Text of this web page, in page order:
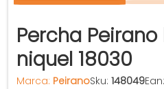
Percha
niquel 18030
Marca: PeiranoSku: 148049Ean: